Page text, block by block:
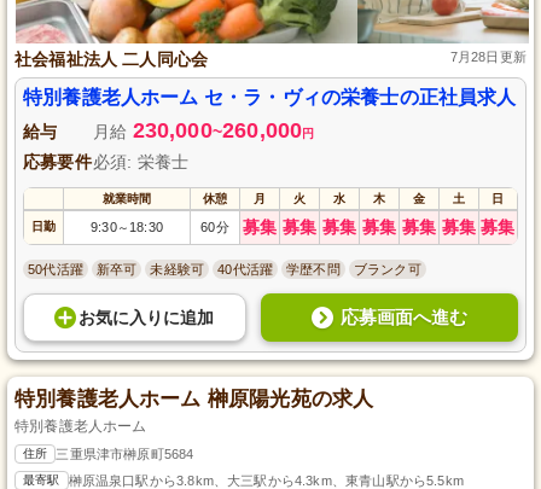
社会福祉法人 二人同心会 7月28日更新
特別養護老人ホーム セ・ラ・ヴィの栄養士の正社員求人
給与 月給 230,000~260,000円
応募要件必須: 栄養士
就業時間 休憩 月 火 水 木 金 土 日
日勤 9:30～ 18:30 60分 募集 募集 募集 募集 募集 募集 募集
50代活躍 新卒可 未経験可 40代活躍 学歴不問 ブランク可
お気に入り に追加 応募画面へ進む
特別養護老人ホーム 榊原陽光苑の求人
特別養護老人ホーム
住所 三重県津市榊原町5684
最寄駅 榊原温泉口駅から3.8km、大三駅から4.3km、東青山駅から5.5km